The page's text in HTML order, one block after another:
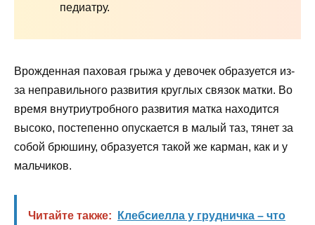
педиатру.
Врожденная паховая грыжа у девочек образуется из-
за неправильного развития круглых связок матки. Во
время внутриутробного развития матка находится
высоко, постепенно опускается в малый таз, тянет за
собой брюшину, образуется такой же карман, как и у
мальчиков.
Читайте также:
Клебсиелла у грудничка – что